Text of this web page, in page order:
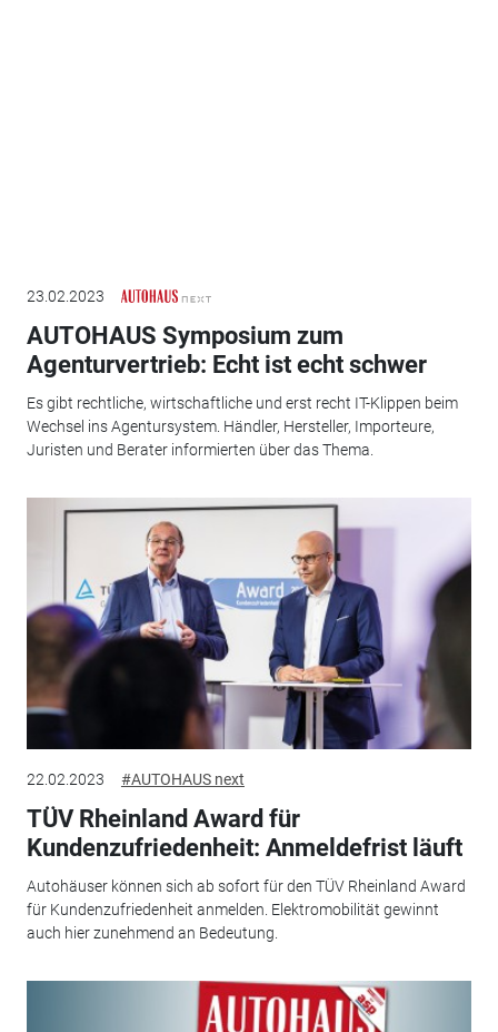
23.02.2023
AUTOHAUS Symposium zum
Agenturvertrieb: Echt ist echt schwer
Es gibt rechtliche, wirtschaftliche und erst recht IT-Klippen beim
Wechsel ins Agentursystem. Händler, Hersteller, Importeure,
Juristen und Berater informierten über das Thema.
22.02.2023 #AUTOHAUS next
TÜV Rheinland Award für
Kundenzufriedenheit: Anmeldefrist läuft
Autohäuser können sich ab sofort für den TÜV Rheinland Award
für Kundenzufriedenheit anmelden. Elektromobilität gewinnt
auch hier zunehmend an Bedeutung.